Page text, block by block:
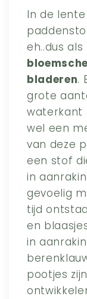
In de
eh..dus als
bladeren.
grote
waterkant
wel een
van deze
een stof
in
gevoelig
tijd
en
in
pootjes